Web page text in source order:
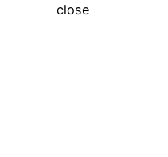
close